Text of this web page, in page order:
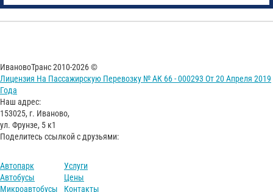
ИвановоТранс 2010-2026 ©
Лицензия На Пассажирскую Перевозку № АК 66 - 000293 От 20 Апреля 2019
Года
Наш адрес:
153025, г. Иваново,
ул. Фрунзе, 5 к1
Поделитесь ссылкой с друзьями:
Автопарк
Автобусы
Микроавтобусы
Услуги
Цены
Контакты